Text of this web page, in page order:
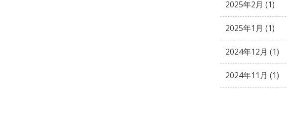
2025年2月 (1)
2025年1月 (1)
2024年12月 (1)
2024年11月 (1)